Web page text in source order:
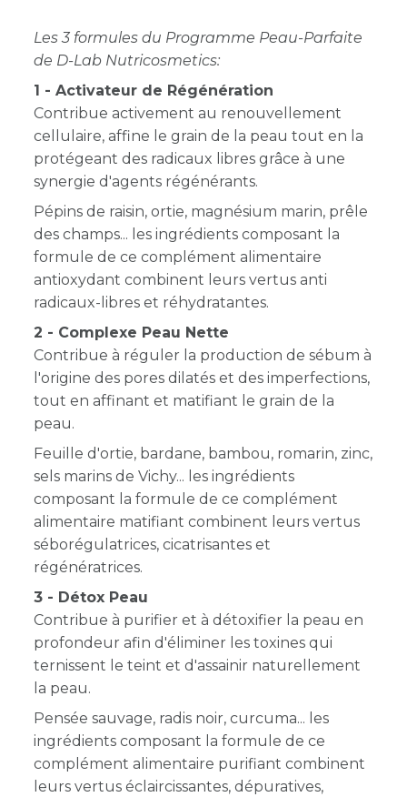
Les 3 formules du Programme Peau-Parfaite
de D-Lab Nutricosmetics:
1 - Activateur de Régénération
Contribue activement au renouvellement
cellulaire, affine le grain de la peau tout en la
protégeant des radicaux libres grâce à une
synergie d'agents régénérants.
Pépins de raisin, ortie, magnésium marin, prêle
des champs... les ingrédients composant la
formule de ce complément alimentaire
antioxydant combinent leurs vertus anti
radicaux-libres et réhydratantes.
2 - Complexe Peau Nette
Contribue à réguler la production de sébum à
l'origine des pores dilatés et des imperfections,
tout en affinant et matifiant le grain de la
peau.
Feuille d'ortie, bardane, bambou, romarin, zinc,
sels marins de Vichy... les ingrédients
composant la formule de ce complément
alimentaire matifiant combinent leurs vertus
séborégulatrices, cicatrisantes et
régénératrices.
3 - Détox Peau
Contribue à purifier et à détoxifier la peau en
profondeur afind'éliminer les toxines qui
ternissent le teint et d'assainir naturellement
la peau.
Pensée sauvage, radis noir, curcuma... les
ingrédients composant la formule de ce
complément alimentaire purifiant combinent
leurs vertus éclaircissantes, dépuratives,